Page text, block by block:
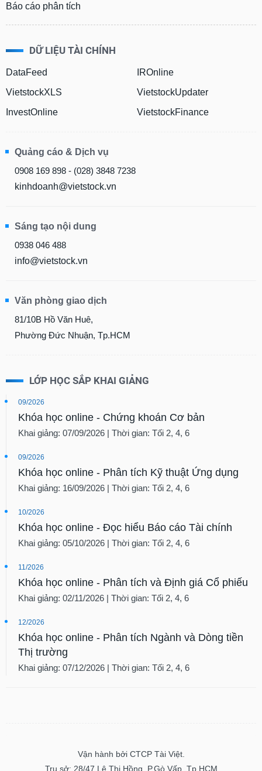
Báo cáo phân tích
DỮ LIỆU TÀI CHÍNH
DataFeed
VietstockXLS
InvestOnline
IROnline
VietstockUpdater
VietstockFinance
Quảng cáo & Dịch vụ
0908 169 898 - (028) 3848 7238
kinhdoanh@vietstock.vn
Sáng tạo nội dung
0938 046 488
info@vietstock.vn
Văn phòng giao dịch
81/10B Hồ Văn Huê,
Phường Đức Nhuận, Tp.HCM
LỚP HỌC SẮP KHAI GIẢNG
09/2026
Khóa học online - Chứng khoán Cơ bản
Khai giảng: 07/09/2026 | Thời gian: Tối 2, 4, 6
09/2026
Khóa học online - Phân tích Kỹ thuật Ứng dụng
Khai giảng: 16/09/2026 | Thời gian: Tối 2, 4, 6
10/2026
Khóa học online - Đọc hiểu Báo cáo Tài chính
Khai giảng: 05/10/2026 | Thời gian: Tối 2, 4, 6
11/2026
Khóa học online - Phân tích và Định giá Cổ phiếu
Khai giảng: 02/11/2026 | Thời gian: Tối 2, 4, 6
12/2026
Khóa học online - Phân tích Ngành và Dòng tiền
Thị trường
Khai giảng: 07/12/2026 | Thời gian: Tối 2, 4, 6
Vận hành bởi CTCP Tài Việt.
Trụ sở: 28/47 Lê Thị Hồng, P.Gò Vấp, Tp.HCM